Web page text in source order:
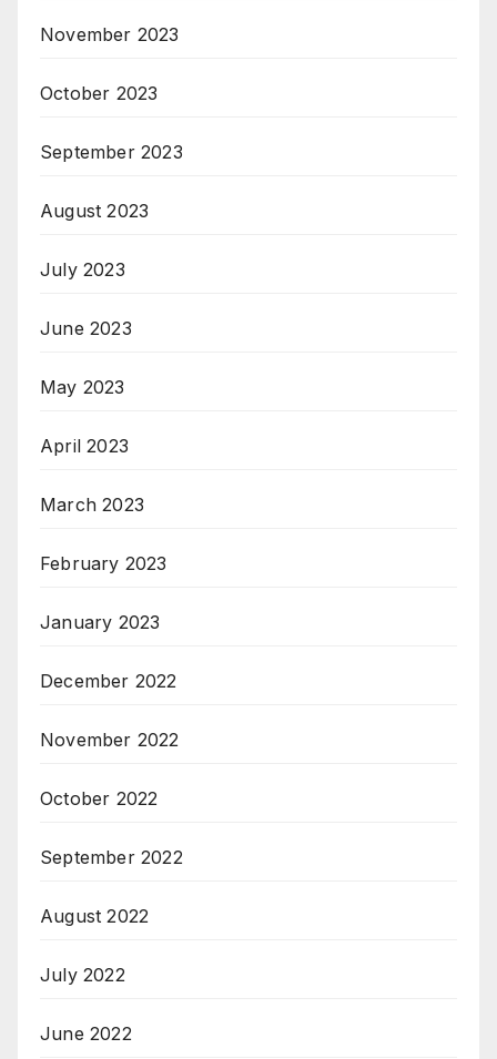
November 2023
October 2023
September 2023
August 2023
July 2023
June 2023
May 2023
April 2023
March 2023
February 2023
January 2023
December 2022
November 2022
October 2022
September 2022
August 2022
July 2022
June 2022